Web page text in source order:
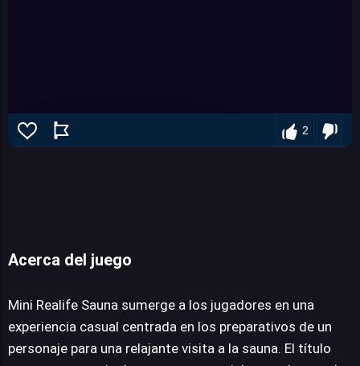
JUEGALO AHORA
2
Acerca del juego
Mini Realife Sauna sumerge a los jugadores en una
experiencia casual centrada en los preparativos de un
personaje para una relajante visita a la sauna. El título